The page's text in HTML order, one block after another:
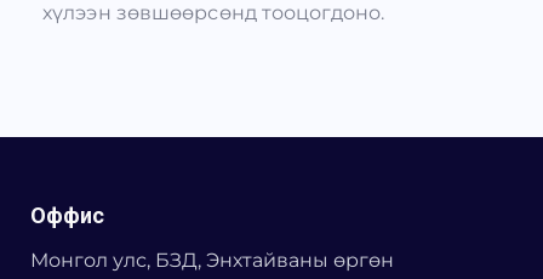
хүлээн зөвшөөрсөнд тооцогдоно.
Оффис
Монгол улс, БЗД, Энхтайваны өргөн